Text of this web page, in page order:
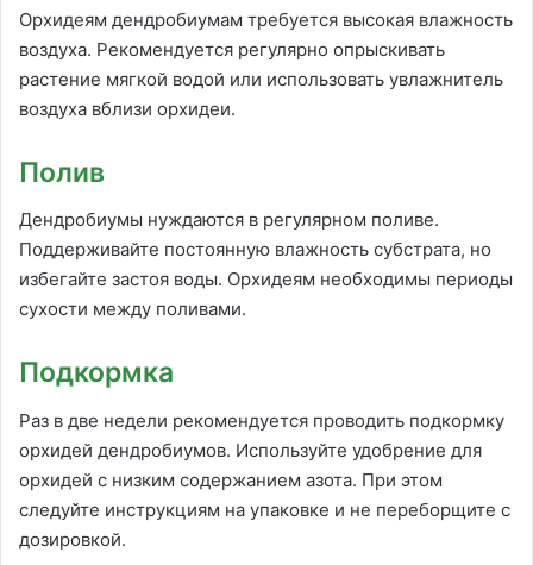
Орхидеям дендробиумам требуется высокая влажность
воздуха. Рекомендуется регулярно опрыскивать
растение мягкой водой или использовать увлажнитель
воздуха вблизи орхидеи.
Полив
Дендробиумы нуждаются в регулярном поливе.
Поддерживайте постоянную влажность субстрата, но
избегайте застоя воды. Орхидеям необходимы периоды
сухости между поливами.
Подкормка
Раз в две недели рекомендуется проводить подкормку
орхидей дендробиумов. Используйте удобрение для
орхидей с низким содержанием азота. При этом
следуйте инструкциям на упаковке и не переборщите с
дозировкой.